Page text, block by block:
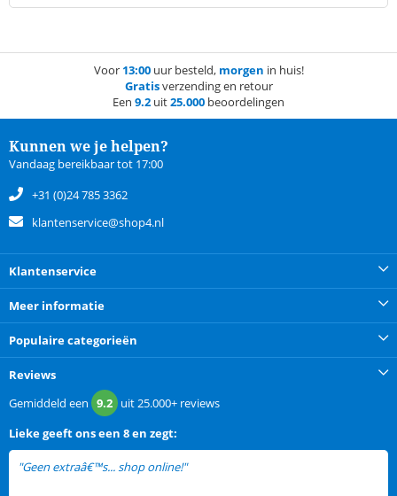
Voor 13:00uur besteld, morgen in huis!
Gratisverzending en retour
Een 9.2 uit25.000 beoordelingen
Kunnen we je helpen?
Vandaag bereikbaar tot 17:00
+31 (0)24 785 3362
klantenservice@shop4.nl
Klantenservice
Meer informatie
Populaire categorieën
Reviews
Gemiddeld een 9.2 uit25.000+ reviews
Liekegeeft ons een 8 en zegt:
"Geen extraâ€™s... shop online!"